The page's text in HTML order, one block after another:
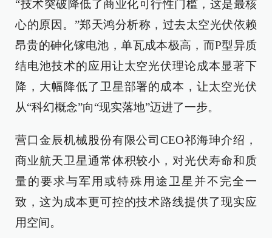
“技术突破降低了商业化可行性门槛，这是最核
心的原因。”郑天鸿分析称，过去太空光伏依赖
昂贵的砷化镓电池，单瓦成本极高，而P型异质
结电池技术的应用让太空光伏理论成本显著下
降，大幅降低了卫星部署的成本，让太空光伏
从“科幻概念”向“现实落地”迈进了一步。
营口金辰机械股份有限公司CEO祁海珅介绍，
商业航天卫星通常体积较小，对光伏寿命和质
量的要求与军用或特殊用途卫星并不完全一
致，这为成本更可控的技术路线提供了现实应
用空间。